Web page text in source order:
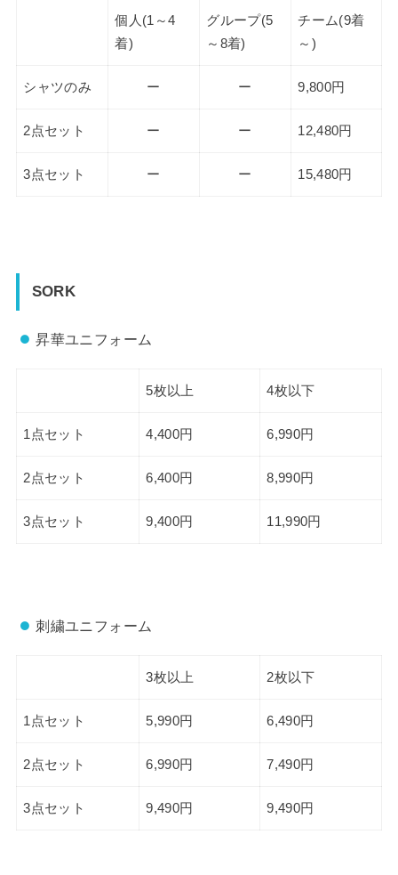
個人(1～4
着)
グループ(5
～8着)
チーム(9着
～)
シャツのみ ー ー 9,800円
2点セット ー ー 12,480円
3点セット ー ー 15,480円
SORK
昇華ユニフォーム
5枚以上 4枚以下
1点セット 4,400円 6,990円
2点セット 6,400円 8,990円
3点セット 9,400円 11,990円
刺繍ユニフォーム
3枚以上 2枚以下
1点セット 5,990円 6,490円
2点セット 6,990円 7,490円
3点セット 9,490円 9,490円